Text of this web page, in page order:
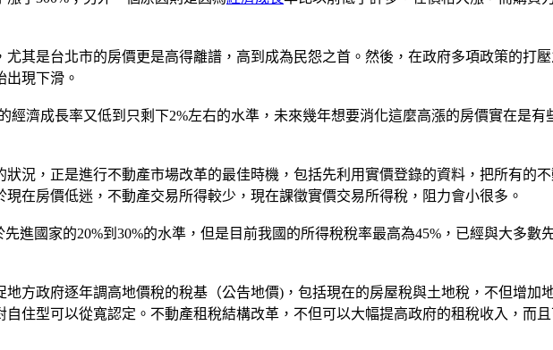
其是台北市的房價更是高得離譜，高到成為民怨之首。然後，在政府多項政策的打
現下滑。
經濟成長率又低到只剩下2%左右的水準，未來幾年想要消化這麼高漲的房價實在是
況，正是進行不動產市場改革的最佳時機，包括先利用實價登錄的資料，把所有的
在房價低迷，不動產交易所得較少，現在課徵實價交易所得稅，阻力會小很多。
進國家的20%到30%的水準，但是目前我國的所得稅稅率最高為45%，已經與大多數
方政府逐年調高地價稅的稅基（公告地價)，包括現在的房屋稅與土地稅，不但增加
住型可以從寬認定。不動產租稅結構改革，不但可以大幅提高政府的租稅收入，而